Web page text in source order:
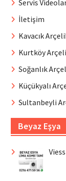
Servis
İletişim
Kavacık
Kurtköy
Soğanlık
Küçükyalı
Sultanbeyli
Beyaz Eşya